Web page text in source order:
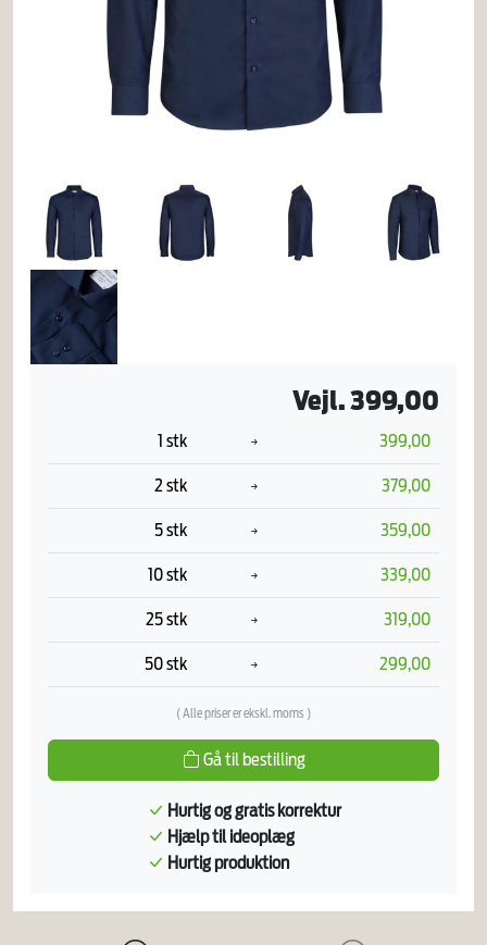
Vejl. 399,00
1 stk 399,00
2 stk 379,00
5 stk 359,00
10 stk 339,00
25 stk 319,00
50 stk 299,00
( Alle priser er ekskl. moms )
Gå til bestilling
Hurtig og gratis korrektur
Hjælp til ideoplæg
Hurtig produktion